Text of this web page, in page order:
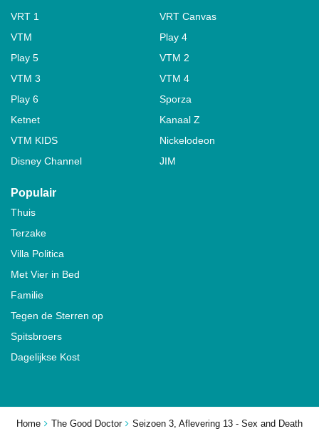
Home The Good Doctor Seizoen 3, Aflevering 13 - Sex and Death
VRT 1
VRT Canvas
VTM
Play 4
Play 5
VTM 2
VTM 3
VTM 4
Play 6
Sporza
Ketnet
Kanaal Z
VTM KIDS
Nickelodeon
Disney Channel
JIM
Populair
Thuis
Terzake
Villa Politica
Met Vier in Bed
Familie
Tegen de Sterren op
Spitsbroers
Dagelijkse Kost